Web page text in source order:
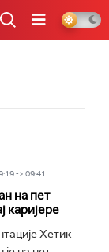
-> 09:41
на пет
каријере
Хетик